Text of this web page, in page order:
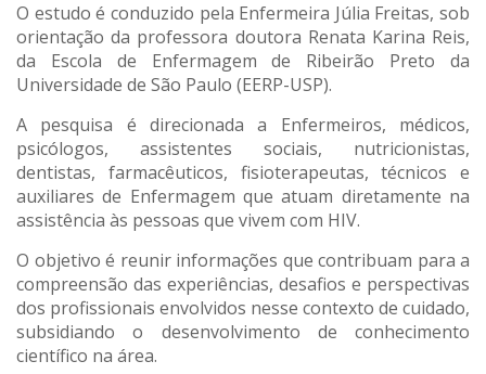
O estudo é conduzido pela Enfermeira Júlia Freitas, sob
orientação da professora doutora Renata Karina Reis,
da Escola de Enfermagem de Ribeirão Preto da
Universidade de São Paulo (EERP-USP).
A pesquisa é direcionada a Enfermeiros, médicos,
psicólogos, assistentes sociais, nutricionistas,
dentistas, farmacêuticos, fisioterapeutas, técnicos e
auxiliares de Enfermagem que atuam diretamente na
assistência às pessoas que vivem com HIV.
O objetivo é reunir informações que contribuam para a
compreensão das experiências, desafios e perspectivas
dos profissionais envolvidos nesse contexto de cuidado,
subsidiando o desenvolvimento de conhecimento
científico na área.